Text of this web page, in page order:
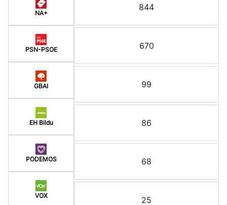
NA+
PSN-PSOE
GBAI
EH Bildu
PODEMOS
VOX
844
670
99
86
68
25